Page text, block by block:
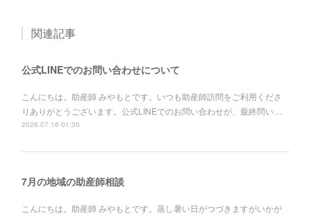
関連記事
公式LINEでのお問い合わせについて
こんにちは。助産師 みやもとです。いつも助産師訪問をご利用くださ
りありがとうございます。公式LINEでのお問い合わせが、最終問い…
2026.07.16 01:30
7月の地域の助産師相談
こんにちは。助産師 みやもとです。蒸し暑い日がつづきますがいかが